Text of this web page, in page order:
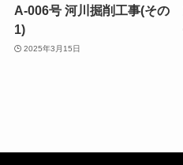
A-006号 河川掘削工事(その
1)
2025年3月15日